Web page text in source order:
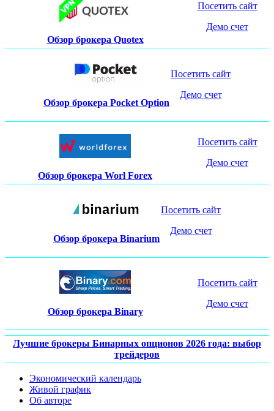
Обзор брокера Quotex
Посетить сайт
Демо счет
Обзор брокера Pocket Option
Посетить сайт
Демо счет
Обзор брокера Worl Forex
Посетить сайт
Демо счет
Обзор брокера Binarium
Посетить сайт
Демо счет
Обзор брокера Binary
Посетить сайт
Демо счет
Лучшие брокеры Бинарных опционов 2026 года: выбор
трейдеров
Экономический календарь
Живой график
Об авторе